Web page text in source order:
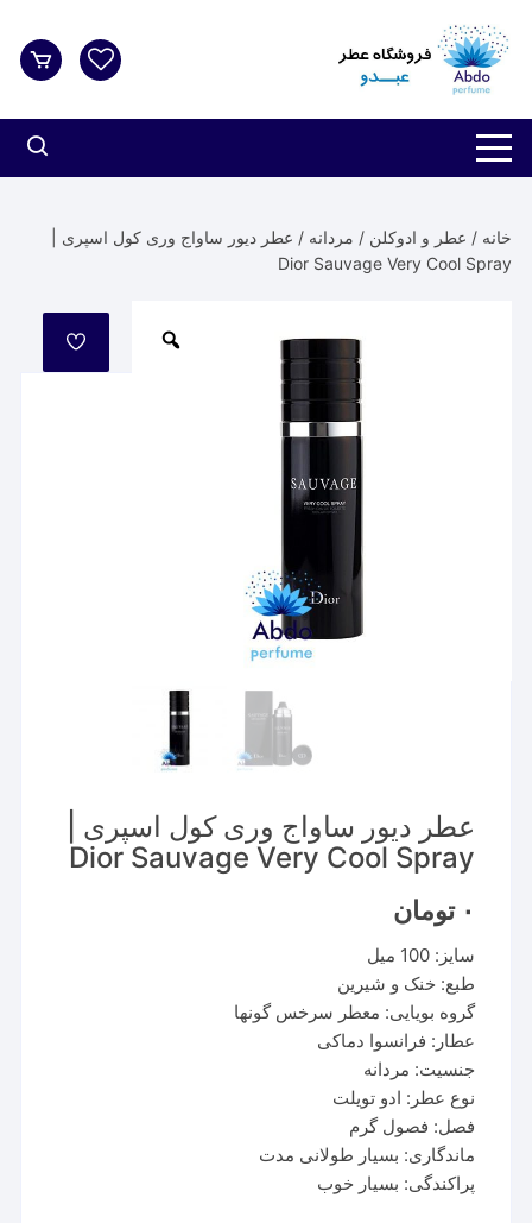
شدن
خانه / عطر و ادوکلن / مردانه / عطر دیور ساواج وری کول اسپری |
Dior Sauvage Very Cool Spray
مورد
علاقه
عطر دیور ساواج وری کول اسپری |
Dior Sauvage Very Cool Spray
۰ تومان
سایز: 100 میل
طبع: خنک و شیرین
گروه بویایی: معطر سرخس گونها
عطار: فرانسوا دماکی
جنسیت: مردانه
نوع عطر: ادو تویلت
فصل: فصول گرم
ماندگاری: بسیار طولانی مدت
پراکندگی: بسیار خوب